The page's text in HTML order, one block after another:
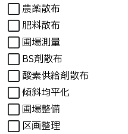
農薬散布
肥料散布
圃場測量
BS剤散布
酸素供給剤散布
傾斜均平化
圃場整備
区画整理